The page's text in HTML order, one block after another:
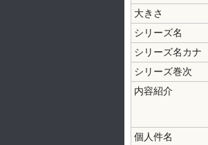
大きさ
シリーズ名
シリーズ名カナ
シリーズ巻次
内容紹介
個人件名